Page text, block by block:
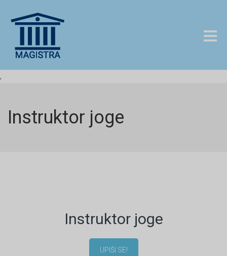
,
Instruktor joge
Instruktor joge
UPIŠI SE!